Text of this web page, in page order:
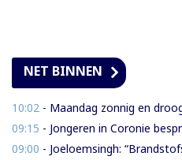
NET BINNEN
10:02 - Maandag zonnig en droog,
09:15 - Jongeren in Coronie bespreken uitdagingen en
09:00 - Joeloemsingh: “Brandstofsmokkel tegengaan